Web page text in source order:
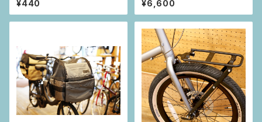
¥440 ¥6,600